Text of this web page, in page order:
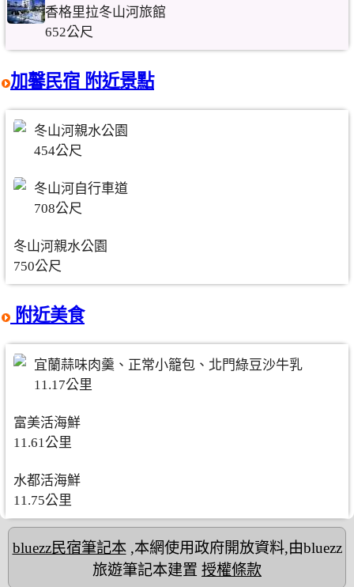
香格里拉冬山河旅館
652公尺
加馨民宿 附近景點
冬山河親水公園
454公尺
冬山河自行車道
708公尺
冬山河親水公園
750公尺
附近美食
宜蘭蒜味肉羹、正常小籠包、北門綠豆沙牛乳
11.17公里
富美活海鮮
11.61公里
水都活海鮮
11.75公里
bluezz民宿筆記本,本網使用政府開放資料,由bluezz
旅遊筆記本建置 授權條款